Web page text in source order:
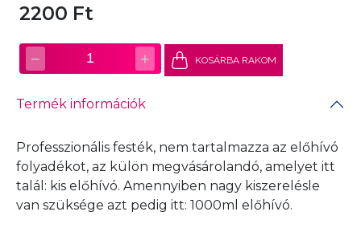
2200 Ft
− 1 + KOSÁRBA RAKOM
Termék információk
Professzionális festék, nem tartalmazza az előhívó
folyadékot, az külön megvásárolandó, amelyet itt
talál: kis előhívó. Amennyiben nagy kiszerelésle
van szüksége azt pedig itt: 1000ml előhívó.